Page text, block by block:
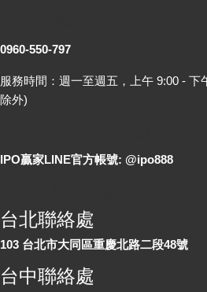
0960-550-797
服務時間：週一至週五，上午 9:00 - 下
除外)
IPO贏家LINE官方帳號: @ipo888
台北聯絡處
103 台北市大同區重慶北路二段48號
台中聯絡處